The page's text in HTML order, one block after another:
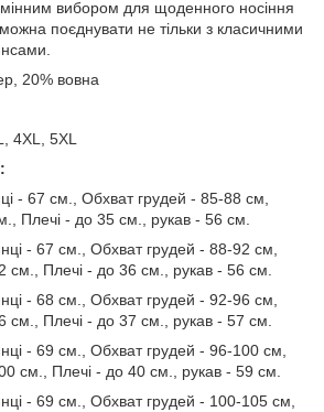
вибором для щоденного носіння
можна поєднувати не тільки з класичними
20% вовна
4XL, 5XL
- 67 см., Обхват грудей - 85-88 см,
Плечі - до 35 см., рукав - 56 см.
- 67 см., Обхват грудей - 88-92 см,
см., Плечі - до 36 см., рукав - 56 см.
- 68 см., Обхват грудей - 92-96 см,
см., Плечі - до 37 см., рукав - 57 см.
- 69 см., Обхват грудей - 96-100 см,
см., Плечі - до 40 см., рукав - 59 см.
- 69 см., Обхват грудей - 100-105 см,